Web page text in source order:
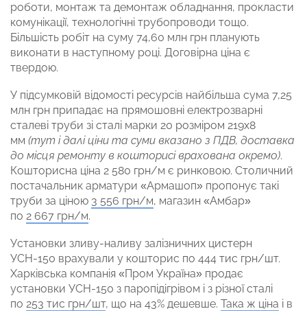
роботи, монтаж та демонтаж обладнання, прокласти
комунікації, технологічні трубопроводи тощо.
Більшість робіт на суму 74,60 млн грн планують
виконати в наступному році. Договірна ціна є
твердою.
У підсумковій відомості ресурсів найбільша сума 7,25
млн грн припадає на прямошовні електрозварні
сталеві труби зі сталі марки 20 розміром 219х8
мм (тут і далі ціни та суми вказано з ПДВ, доставка
до місця ремонту в кошторисі врахована окремо).
Кошторисна ціна 2 580 грн/м є ринковою. Столичний
постачальник арматури «Армашоп» пропонує такі
труби за ціною 3 556 грн/м, магазин «Амбар»
по 2 667 грн/м.
Установки зливу-наливу залізничних цистерн
УСН-150 врахували у кошторис по 444 тис грн/шт.
Харківська компанія «Пром Україна» продає
установки УСН-150 з паропідігрівом і з різної сталі
по 253 тис грн/шт, що на 43% дешевше. Така ж ціна і в